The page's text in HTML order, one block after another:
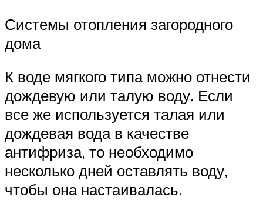
Системы отопления загородного
дома
К воде мягкого типа можно отнести
дождевую или талую воду. Если
все же используется талая или
дождевая вода в качестве
антифриза, то необходимо
несколько дней оставлять воду,
чтобы она настаивалась.